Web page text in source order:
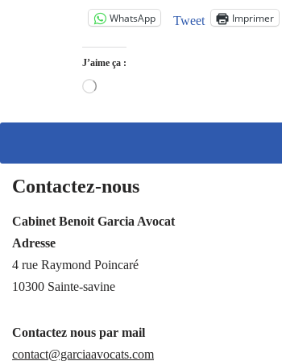
WhatsApp Tweet Imprimer
J’aime ça :
Contactez-nous
Cabinet Benoit Garcia Avocat
Adresse
4 rue Raymond Poincaré
10300 Sainte-savine
Contactez nous par mail
contact@garciaavocats.com